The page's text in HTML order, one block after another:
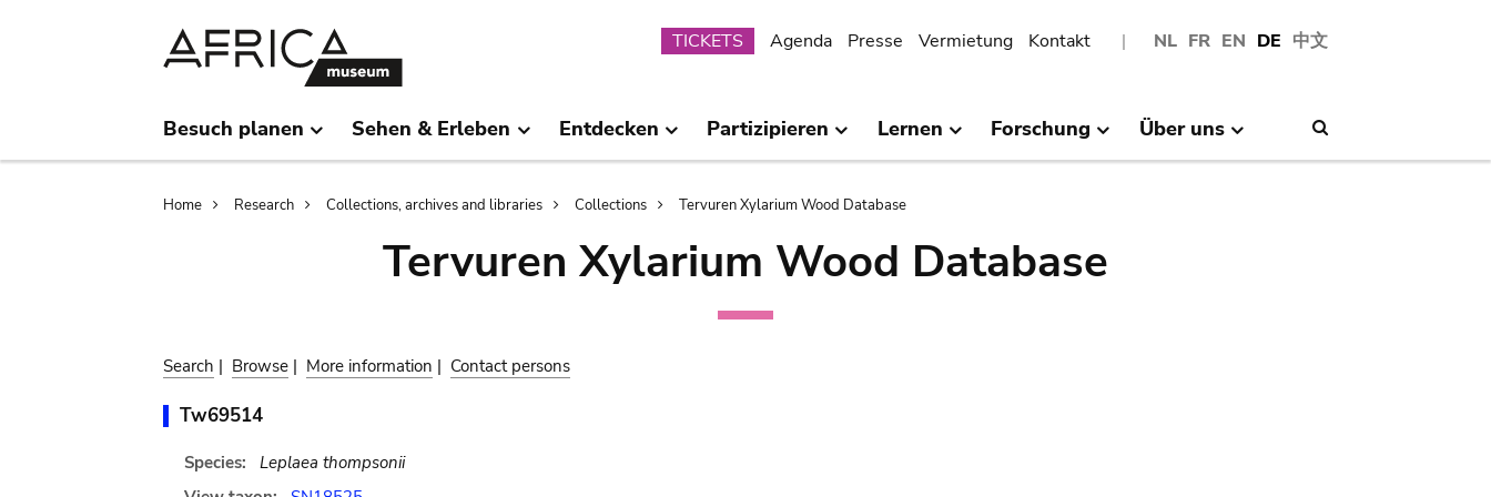
NL FR EN DE 中文
Submenu
TICKETS Agenda Presse Vermietung Kontakt
Besuch planen Sehen & Erleben Entdecken Partizipieren Lernen Forschung Über uns
Breadcrumb
Home Research Collections, archives and libraries Collections Tervuren Xylarium Wood Database
Tervuren Xylarium Wood Database
Search | Browse | More information | Contact persons
Tw69514
Species:
Leplaea thompsonii